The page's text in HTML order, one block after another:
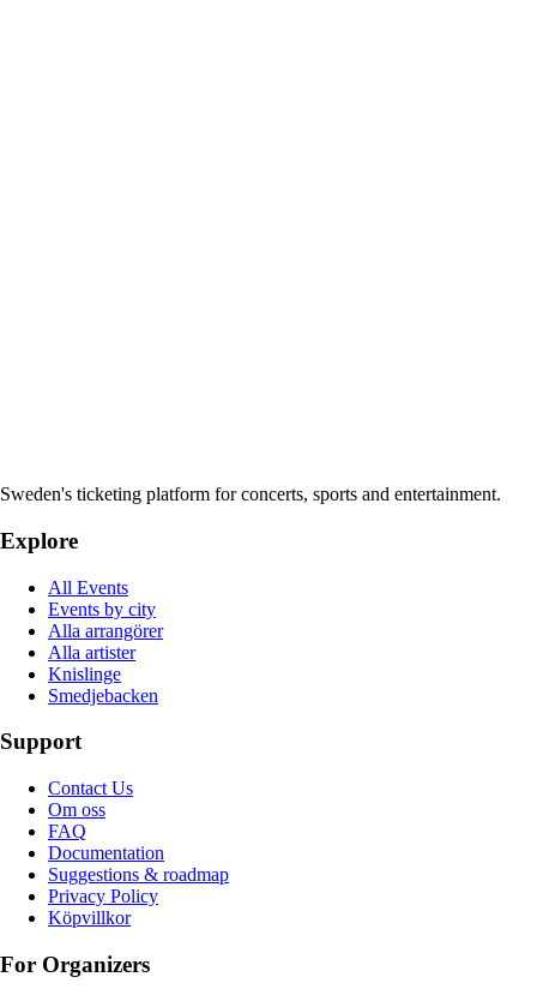
Sweden's ticketing platform for concerts, sports and entertainment.
Explore
All Events
Events by city
Alla arrangörer
Alla artister
Knislinge
Smedjebacken
Support
Contact Us
Om oss
FAQ
Documentation
Suggestions & roadmap
Privacy Policy
Köpvillkor
For Organizers